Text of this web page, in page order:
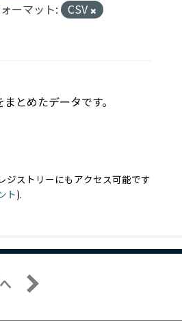
ーマット: CSV
とめたデータです。
ジストリーにもアクセス可能です
ト).